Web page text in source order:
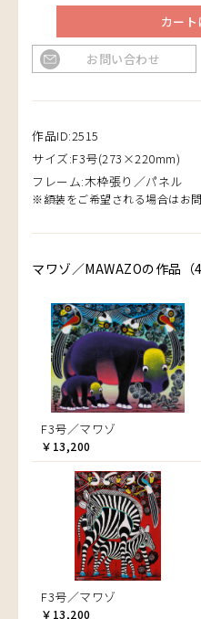
カー
お問い合わせ
作品ID:2515
サイズ:F3号(273×220mm)
フレーム:木枠張り／パネル
※額装をご希望される場合はお問
マワゾ／MAWAZOの作品（
F3号／マワゾ
￥13,200
F3号／マワゾ
￥13,200